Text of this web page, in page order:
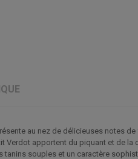
au nez de délicieuses notes
Verdot apportent du piquant et de
tanins souples et un caractère